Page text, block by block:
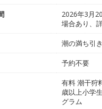
2026年3月
場合あり、
潮の満ち引
予約不要
有料 潮干狩
歳以上小学
グラム